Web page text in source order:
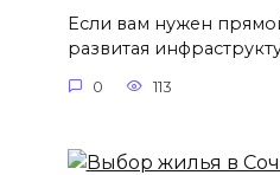
Если вам нужен
развитая
0 113